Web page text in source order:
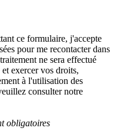
ce formulaire, j'accepte
pour me recontacter dans
ne sera effectué
exercer vos droits,
à l'utilisation des
consulter notre
obligatoires